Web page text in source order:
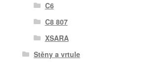
C6
C8 807
XSARA
Stěny a vrtule